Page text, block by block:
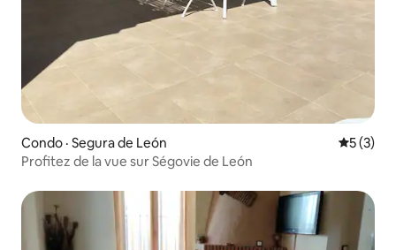
Condo · Segura de León Note
5 (3)
Profitez de la vue sur Ségovie de León